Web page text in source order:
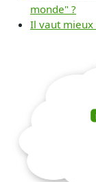
monde" ?
Il vaut mieux